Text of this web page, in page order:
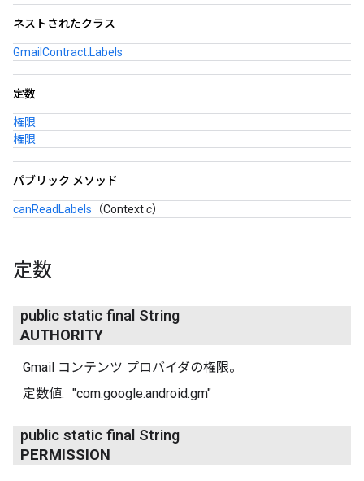
ネストされたクラス
GmailContract.Labels
定数
権限
権限
パブリック メソッド
canReadLabels （Contextc）
定数
public static final String
AUTHORITY
Gmail コンテンツ プロバイダの権限。
定数値: "com.google.android.gm"
public static final String
PERMISSION